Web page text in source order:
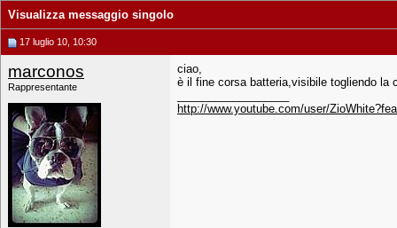
Visualizza messaggio singolo
17 luglio 10, 10:30
marconos
Rappresentante
ciao,
è il fine corsa batteria,visibile togliendo la
http://www.youtube.com/user/